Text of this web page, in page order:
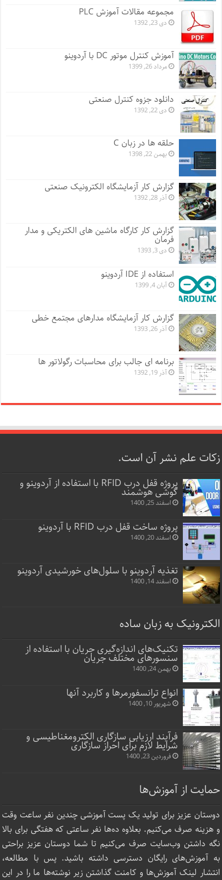
مجموعه مقالات آموزش PLC
دی 23, 1392
آموزش کنترل موتور DC با آردوینو
مرداد 26, 1399
دانلود جزوه کنترل صنعتی
دی 22, 1392
حلقه ها در زبان C
بهمن 22, 1398
گزارش کار آزمایشگاه الکترونیک صنعتی
آذر 28, 1392
گزارش کار کارگاه ماشین های الکتریکی و مدار
فرمان
دی 3, 1393
استفاده از IDE آردوینو
آبان 4, 1399
گزارش کار آزمایشگاه مدارهای مجتمع خطی
آذر 26, 1393
برنامه ای جالب برای محاسبات رگولاتور ها
آذر 19, 1392
زکات علم نشر آن است.
پروژه قفل‌ درب RFID با استفاده از آردوینو و
گوشی هوشمند
اسفند 25, 1400
پروژه ساخت قفل‌ درب RFID با آردوینو
اسفند 20, 1400
تغذیه آردوینو با سلول‌های خورشیدی آردوینو
اسفند 14, 1400
الکترونیک به زبان ساده
تکنیک‌های اندازه‌گیری جریان با استفاده از
سنسورهای مختلف جریان
بهمن 24, 1400
انواع ترانسفورمرها و کاربرد آنها
شهریور 10, 1400
فرآیند ارزیابی سازگاری الکترومغناطیسی و
شرایط لازم برای احراز سازگاری
فروردین 23, 1400
حمایت از آموزش‌ها
دوستان عزیز برای تولید یک پست آموزشی چندین نفر ساعت‌ وقت
و هزینه صرف می‌کنیم. بعلاوه ده‌ها نفر ساعتی که هفتگی برای بالا
نگه داشتن وب‌سایت صرف ‌می‌کنیم تا شما دوستان عزیز براحتی
به آموزش‌های رایگان دسترسی داشته باشید. پس با مطالعه،
انتشار لینک‌ آموزش‌ها و کامنت گذاشتن زیر نوشته‌‌ها ما را در این